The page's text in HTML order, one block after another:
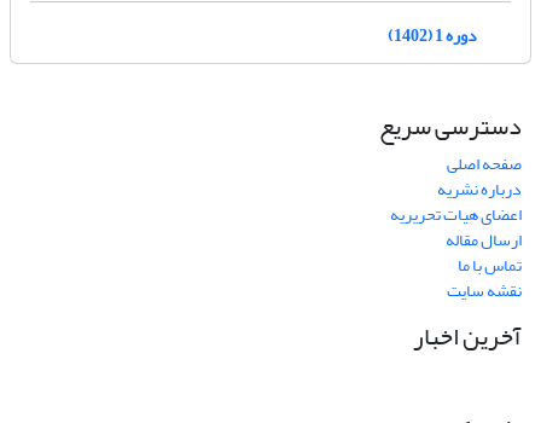
دوره 1 (1402)
دسترسی سریع
صفحه اصلی
درباره نشریه
اعضای هیات تحریریه
ارسال مقاله
تماس با ما
نقشه سایت
آخرین اخبار